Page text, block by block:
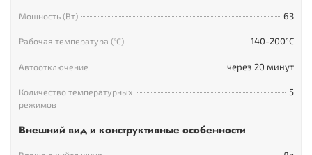
запоминание последних настроек, что может быть очень
полезным при отключениях света и домашнем
Мощность (Вт) 63
Рабочая температура (°С) 140-200°С
Автоотключение через 20 минут
Количество температурных
режимов
5
Внешний вид и конструктивные особенности